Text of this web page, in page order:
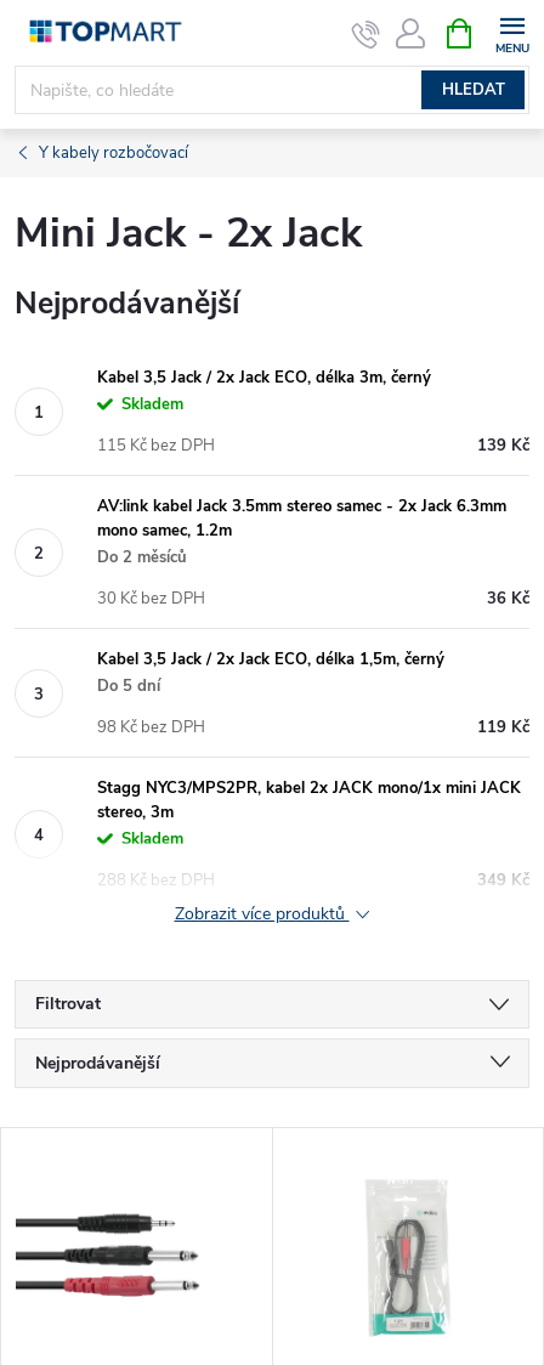
Přejít
obsah
HLEDAT
NÁKUPNÍ
KOŠÍK
Y kabely rozbočovací
Mini Jack - 2x Jack
Nejprodávanější
Kabel 3,5 Jack / 2x Jack ECO, délka 3m, černý
Skladem
139 Kč
115 Kč bez DPH
AV:link kabel Jack 3.5mm stereo samec - 2x Jack 6.3mm
mono samec, 1.2m
Do 2 měsíců
36 Kč
30 Kč bez DPH
Kabel 3,5 Jack / 2x Jack ECO, délka 1,5m, černý
Do 5 dní
119 Kč
98 Kč bez DPH
Stagg NYC3/MPS2PR, kabel 2x JACK mono/1x mini JACK
stereo, 3m
Skladem
349 Kč
288 Kč bez DPH
Zobrazit více produktů
Filtrovat
Ř
a
e
n
Nejprodávanější
Abecedně
ý
p